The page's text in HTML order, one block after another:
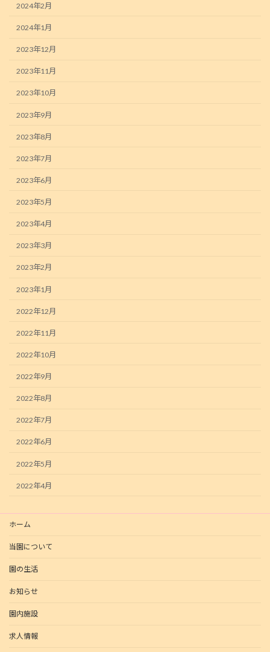
2024年2月
2024年1月
2023年12月
2023年11月
2023年10月
2023年9月
2023年8月
2023年7月
2023年6月
2023年5月
2023年4月
2023年3月
2023年2月
2023年1月
2022年12月
2022年11月
2022年10月
2022年9月
2022年8月
2022年7月
2022年6月
2022年5月
2022年4月
ホーム
当園について
園の生活
お知らせ
園内施設
求人情報